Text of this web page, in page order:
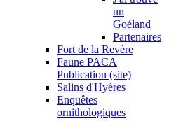
un
Goéland
Partenaires
Fort de la Revère
Faune PACA
Publication (site)
Salins d'Hyères
Enquêtes
ornithologiques